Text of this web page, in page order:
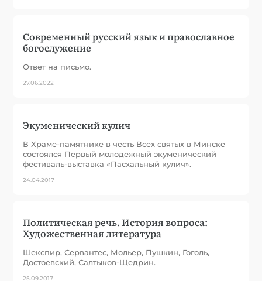
Современный русский язык и православное
богослужение
Ответ на письмо.
27.06.2022
Экуменический кулич
В Храме-памятнике в честь Всех святых в Минске
состоялся Первый молодежный экуменический
фестиваль-выставка «Пасхальный кулич».
24.04.2017
Политическая речь. История вопроса:
Художественная литература
Шекспир, Сервантес, Мольер, Пушкин, Гоголь,
Достоевский, Салтыков-Щедрин.
25.09.2017